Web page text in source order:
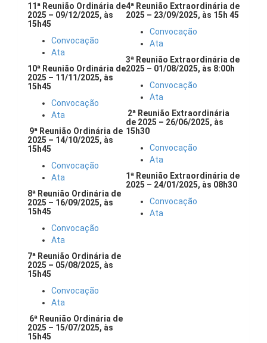
11ª Reunião Ordinária de
2025 – 09/12/2025, às
15h45
Convocação
Ata
10ª Reunião Ordinária de
2025 – 11/11/2025, às
15h45
Convocação
Ata
9ª Reunião Ordinária de
2025 – 14/10/2025, às
15h45
Convocação
Ata
8ª Reunião Ordinária de
2025 – 16/09/2025, às
15h45
Convocação
Ata
7ª Reunião Ordinária de
2025 – 05/08/2025, às
15h45
Convocação
Ata
6ª Reunião Ordinária de
2025 – 15/07/2025, às
15h45
4ª Reunião Extraordinária de
2025 – 23/09/2025, às 15h 45
Convocação
Ata
3ª Reunião Extraordinária de
2025 – 01/08/2025, às 8:00h
Convocação
Ata
2ª Reunião Extraordinária
de 2025 – 26/06/2025, às
15h30
Convocação
Ata
1ª Reunião Extraordinária de
2025 – 24/01/2025, às 08h30
Convocação
Ata